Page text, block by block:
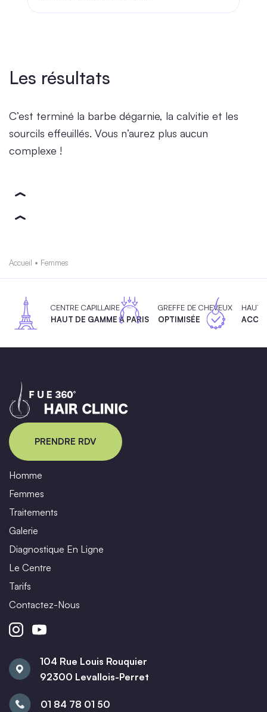
Les résultats
C’est terminé la barbe dégarnie, la calvitie et les
sourcils effeuillés. Vous n’aurez plus aucun
complexe !
Accueil • Femmes
CENTRE CAPILLAIRE
HAUT DE GAMME À PARIS
GREFFE DE CHEVEUX
OPTIMISÉE
PRENDRE RDV
Homme
Femmes
Traitements
Galerie
Diagnostique En Ligne
Le Centre
Tarifs
Contactez-Nous
104 Rue Louis Rouquier
92300 Levallois-Perret
01 84 78 01 50